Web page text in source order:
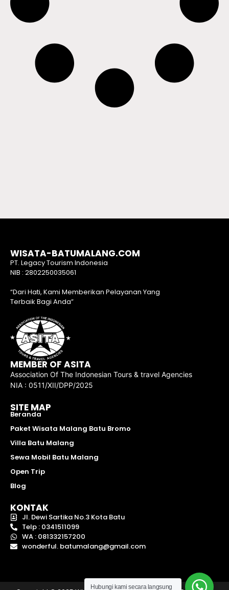
WISATA-BATUMALANG.COM
PT. Legacy Tourism Indonesia
NIB : 2802250035061
“Dari Hati, Kami Memberikan Pelayanan Yang
Terbaik Bagi Anda”
MEMBER OF ASITA
Association Of The Indonesian Tours & travel Agencies
NIA : 0511/XII/DPP/2025
SITE MAP
Beranda
Paket Wisata Malang Batu Bromo
Villa Batu Malang
Sewa Mobil Batu Malang
Open Trip
Blog
KONTAK
Jl. Dewi Sartika No.3 Kota Batu
Telp : 0341511099
WA : 081332157200
wonderful. batumalang@gmail.com
Hubungi kami secara langsung